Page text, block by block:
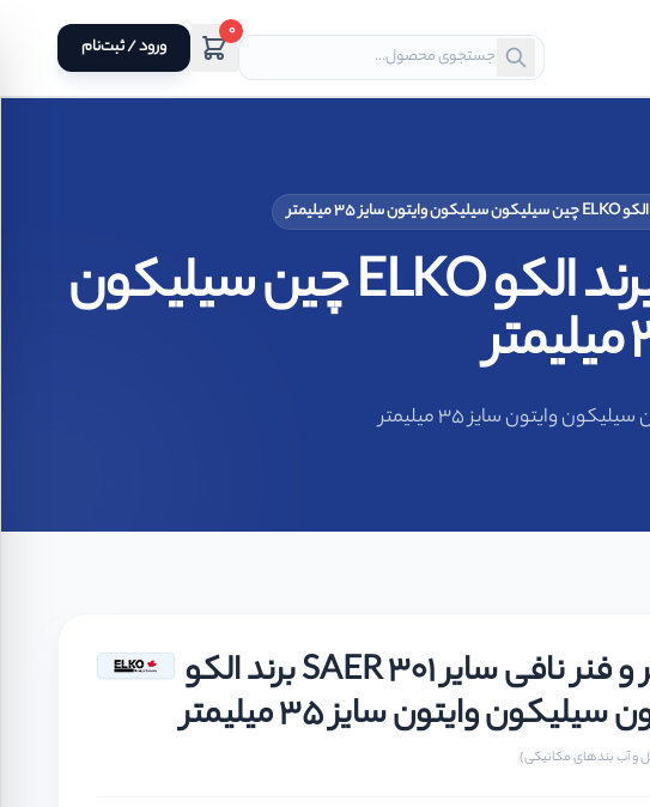
0
ورود / ثبت‌نام
سیل مکانیکی فیبر و فنر نافی سایر SAER 301 برند الکو ELKO چین سیلیکون
سیل مکانیکی فیبر و فنر نافی سایر SAER 301 برند الکو